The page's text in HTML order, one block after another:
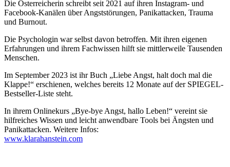
Die Österreicherin schreibt seit 2021 auf ihren Instagram- und
Facebook-Kanälen über Angststörungen, Panikattacken, Trauma
und Burnout.
Die Psychologin war selbst davon betroffen. Mit ihren eigenen
Erfahrungen und ihrem Fachwissen hilft sie mittlerweile Tausenden
Menschen.
Im September 2023 ist ihr Buch „Liebe Angst, halt doch mal die
Klappe!“ erschienen, welches bereits 12 Monate auf der SPIEGEL-
Bestseller-Liste steht.
In ihrem Onlinekurs „Bye-bye Angst, hallo Leben!“ vereint sie
hilfreiches Wissen und leicht anwendbare Tools bei Ängsten und
Panikattacken. Weitere Infos:
www.klarahanstein.com